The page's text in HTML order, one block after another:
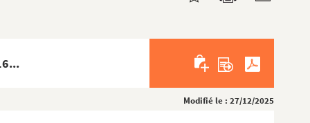
Modifié le : 27/12/2025